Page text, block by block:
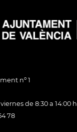
nº 1
de 8:30 a 14:00
78